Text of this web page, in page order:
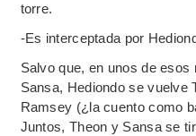
torre.
-Es interceptada por
Salvo que, en unos de
Sansa, Hediondo se vuelve
Ramsey (¿la cuento como
Juntos, Theon y Sansa se